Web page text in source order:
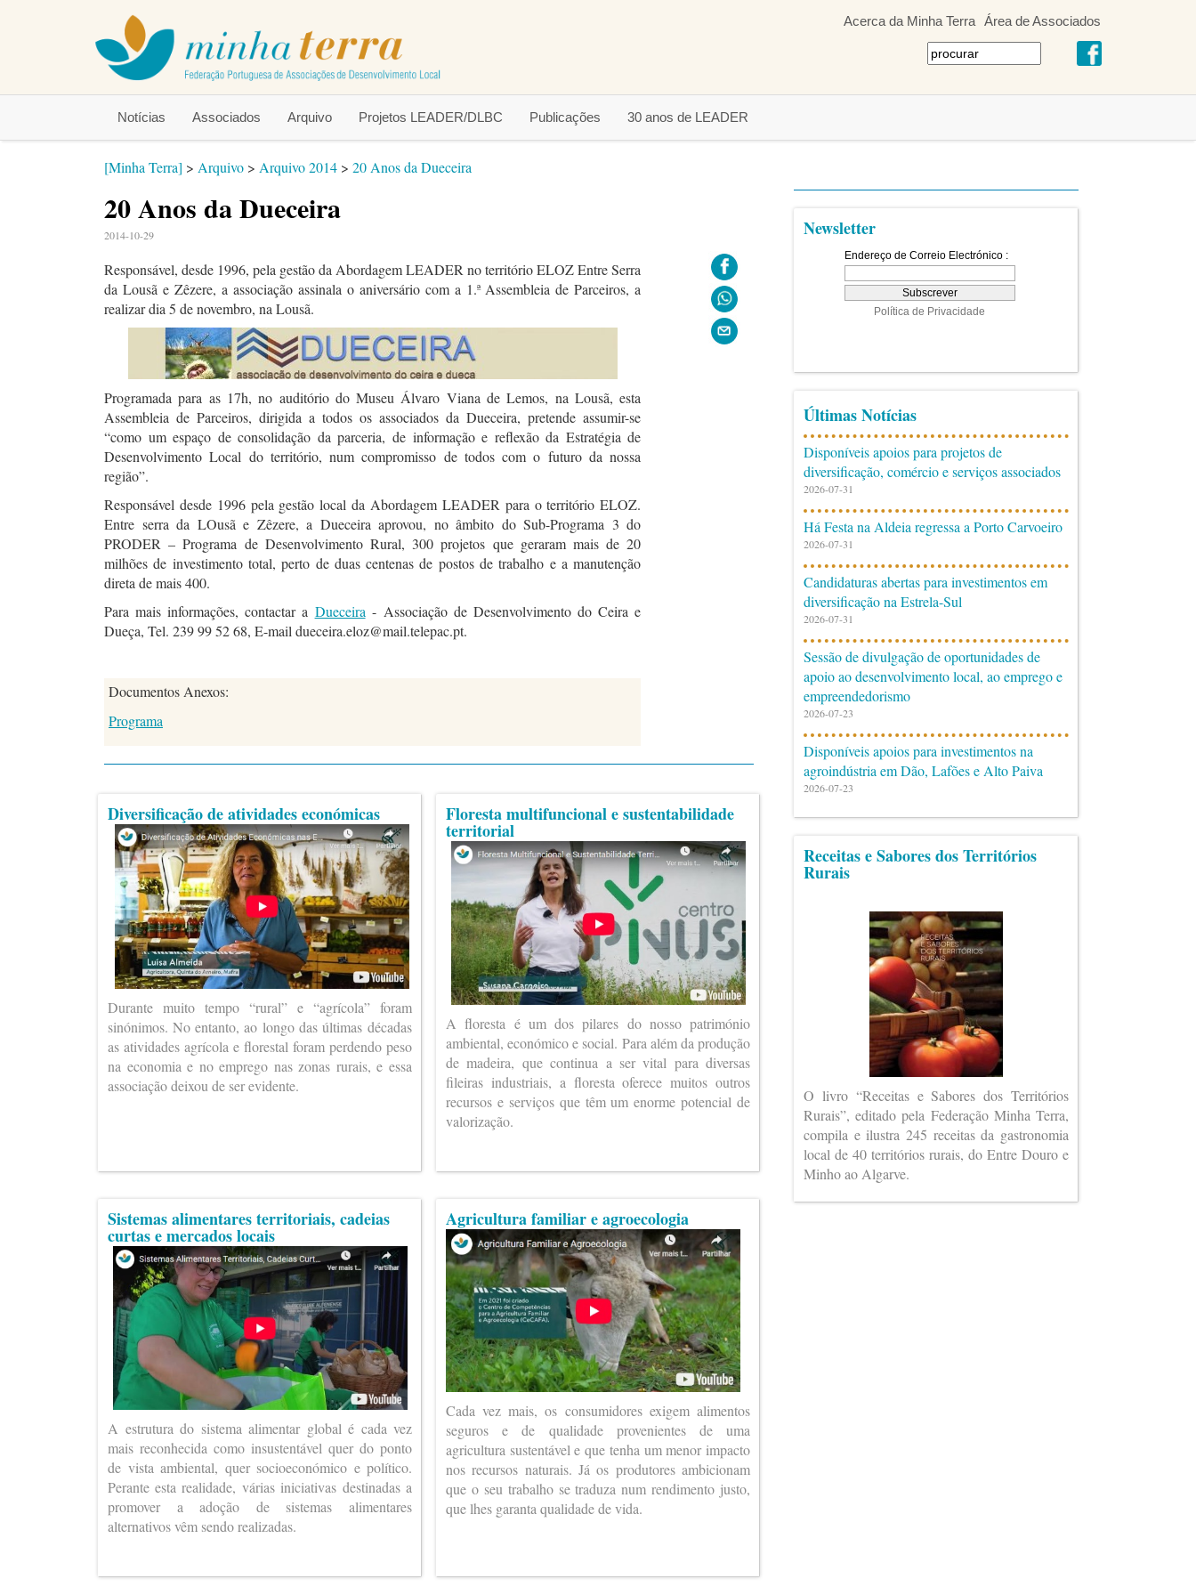
Acerca da Minha Terra Área de Associados
Notícias Associados Arquivo Projetos LEADER/DLBC Publicações 30 anos de LEADER
[Minha Terra] > Arquivo > Arquivo 2014 > 20 Anos da Dueceira
20 Anos da Dueceira
2014-10-29
Responsável, desde 1996, pela gestão da Abordagem LEADER no território ELOZ Entre Serra
da Lousã e Zêzere, a associação assinala o aniversário com a 1.ª Assembleia de Parceiros, a
realizar dia 5 de novembro, na Lousã.
Programada para as 17h, no auditório do Museu Álvaro Viana de Lemos, na Lousã, esta
Assembleia de Parceiros, dirigida a todos os associados da Dueceira, pretende assumir-se
“como um espaço de consolidação da parceria, de informação e reflexão da Estratégia de
Desenvolvimento Local do território, num compromisso de todos com o futuro da nossa
região”.
Responsável desde 1996 pela gestão local da Abordagem LEADER para o território ELOZ.
Entre serra da LOusã e Zêzere, a Dueceira aprovou, no âmbito do Sub-Programa 3 do
PRODER – Programa de Desenvolvimento Rural, 300 projetos que geraram mais de 20
milhões de investimento total, perto de duas centenas de postos de trabalho e a manutenção
direta de mais 400.
Para mais informações, contactar a Dueceira - Associação de Desenvolvimento do Ceira e
Dueça, Tel. 239 99 52 68, E-mail dueceira.eloz@mail.telepac.pt.
Documentos Anexos:
Programa
Diversificação de atividades económicas
Durante muito tempo “rural” e “agrícola” foram
sinónimos. No entanto, ao longo das últimas décadas
as atividades agrícola e florestal foram perdendo peso
na economia e no emprego nas zonas rurais, e essa
associação deixou de ser evidente.
Sistemas alimentares territoriais, cadeias
curtas e mercados locais
A estrutura do sistema alimentar global é cada vez
mais reconhecida como insustentável quer do ponto
de vista ambiental, quer socioeconómico e político.
Perante esta realidade, várias iniciativas destinadas a
promover a adoção de sistemas alimentares
alternativos vêm sendo realizadas.
Floresta multifuncional e sustentabilidade
territorial
A floresta é um dos pilares do nosso património
ambiental, económico e social. Para além da produção
de madeira, que continua a ser vital para diversas
fileiras industriais, a floresta oferece muitos outros
recursos e serviços que têm um enorme potencial de
valorização.
Agricultura familiar e agroecologia
Cada vez mais, os consumidores exigem alimentos
seguros e de qualidade provenientes de uma
agricultura sustentável e que tenha um menor impacto
nos recursos naturais. Já os produtores ambicionam
que o seu trabalho se traduza num rendimento justo,
que lhes garanta qualidade de vida.
Newsletter
Últimas Notícias
Disponíveis apoios para projetos de
diversificação, comércio e serviços associados
2026-07-31
Há Festa na Aldeia regressa a Porto Carvoeiro
2026-07-31
Candidaturas abertas para investimentos em
diversificação na Estrela-Sul
2026-07-31
Sessão de divulgação de oportunidades de
apoio ao desenvolvimento local, ao emprego e
empreendedorismo
2026-07-23
Disponíveis apoios para investimentos na
agroindústria em Dão, Lafões e Alto Paiva
2026-07-23
Receitas e Sabores dos Territórios
Rurais
O livro “Receitas e Sabores dos Territórios
Rurais”, editado pela Federação Minha Terra,
compila e ilustra 245 receitas da gastronomia
local de 40 territórios rurais, do Entre Douro e
Minho ao Algarve.